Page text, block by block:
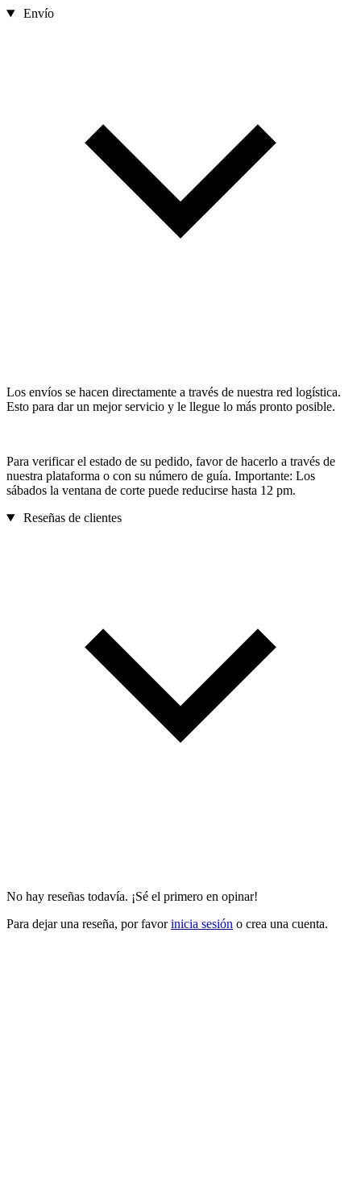
Envío
Los envíos se hacen directamente a través de nuestra red logística.
Esto para dar un mejor servicio y le llegue lo más pronto posible.
Para verificar el estado de su pedido, favor de hacerlo a través de
nuestra plataforma o con su número de guía. Importante: Los
sábados la ventana de corte puede reducirse hasta 12 pm.
Reseñas de clientes
No hay reseñas todavía. ¡Sé el primero en opinar!
Para dejar una reseña, por favorinicia sesión o crea una cuenta.